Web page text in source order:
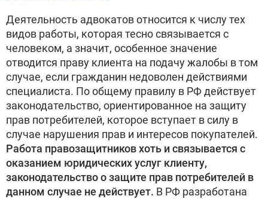
Деятельность адвокатов относится к числу тех
видов работы, которая тесно связывается с
человеком, а значит, особенное значение
отводится праву клиента на подачу жалобы в том
случае, если гражданин недоволен действиями
специалиста. По общему правилу в РФ действует
законодательство, ориентированное на защиту
прав потребителей, которое вступает в силу в
случае нарушения прав и интересов покупателей.
Работа правозащитников хоть и связывается с
оказанием юридических услуг клиенту,
законодательство о защите прав потребителей в
данном случае не действует. В РФ разработана